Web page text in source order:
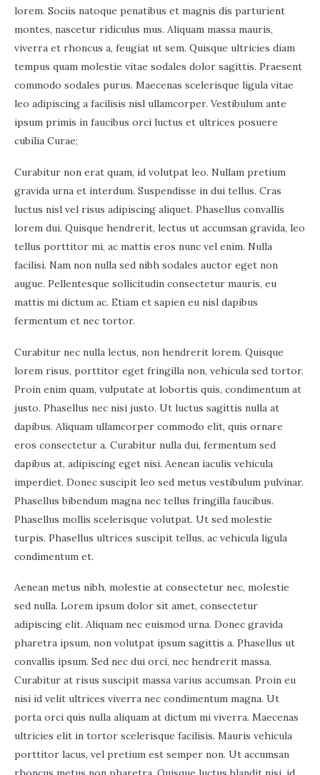
lorem. Sociis natoque penatibus et magnis dis parturient
montes, nascetur ridiculus mus. Aliquam massa mauris,
viverra et rhoncus a, feugiat ut sem. Quisque ultricies diam
tempus quam molestie vitae sodales dolor sagittis. Praesent
commodo sodales purus. Maecenas scelerisque ligula vitae
leo adipiscing a facilisis nisl ullamcorper. Vestibulum ante
ipsum primis in faucibus orci luctus et ultrices posuere
cubilia Curae;
Curabitur non erat quam, id volutpat leo. Nullam pretium
gravida urna et interdum. Suspendisse in dui tellus. Cras
luctus nisl vel risus adipiscing aliquet. Phasellus convallis
lorem dui. Quisque hendrerit, lectus ut accumsan gravida, leo
tellus porttitor mi, ac mattis eros nunc vel enim. Nulla
facilisi. Nam non nulla sed nibh sodales auctor eget non
augue. Pellentesque sollicitudin consectetur mauris, eu
mattis mi dictum ac. Etiam et sapien eu nisl dapibus
fermentum et nec tortor.
Curabitur nec nulla lectus, non hendrerit lorem. Quisque
lorem risus, porttitor eget fringilla non, vehicula sed tortor.
Proin enim quam, vulputate at lobortis quis, condimentum at
justo. Phasellus nec nisi justo. Ut luctus sagittis nulla at
dapibus. Aliquam ullamcorper commodo elit, quis ornare
eros consectetur a. Curabitur nulla dui, fermentum sed
dapibus at, adipiscing eget nisi. Aenean iaculis vehicula
imperdiet. Donec suscipit leo sed metus vestibulum pulvinar.
Phasellus bibendum magna nec tellus fringilla faucibus.
Phasellus mollis scelerisque volutpat. Ut sed molestie
turpis. Phasellus ultrices suscipit tellus, ac vehicula ligula
condimentum et.
Aenean metus nibh, molestie at consectetur nec, molestie
sed nulla. Lorem ipsum dolor sit amet, consectetur
adipiscing elit. Aliquam nec euismod urna. Donec gravida
pharetra ipsum, non volutpat ipsum sagittis a. Phasellus ut
convallis ipsum. Sed nec dui orci, nec hendrerit massa.
Curabitur at risus suscipit massa varius accumsan. Proin eu
nisi id velit ultrices viverra nec condimentum magna. Ut
porta orci quis nulla aliquam at dictum mi viverra. Maecenas
ultricies elit in tortor scelerisque facilisis. Mauris vehicula
porttitor lacus, vel pretium est semper non. Ut accumsan